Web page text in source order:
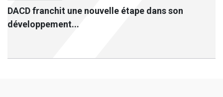
DACD franchit une nouvelle étape dans son
développement...